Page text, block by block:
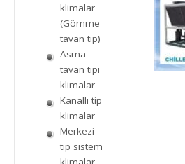
klimalar
(Gömme
tavan tip)
Asma
tavan tipi
klimalar
Kanallı tip
klimalar
Merkezi
tip sistem